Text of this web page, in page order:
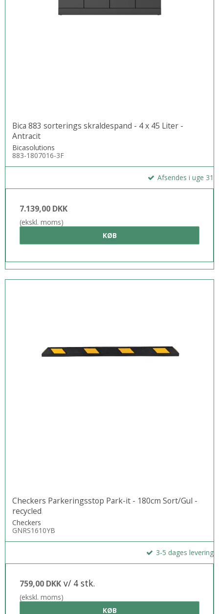
Bica 883 sorterings skraldespand - 4 x 45 Liter -
Antracit
Bicasolutions
883-1807016-3F
Afsendes i uge 31
7.139,00 DKK
(ekskl. moms)
KØB
Checkers Parkeringsstop Park-it - 180cm Sort/Gul -
recycled
Checkers
GNRS1610YB
3-5 dages levering
759,00 DKK v/ 4 stk.
(ekskl. moms)
KØB